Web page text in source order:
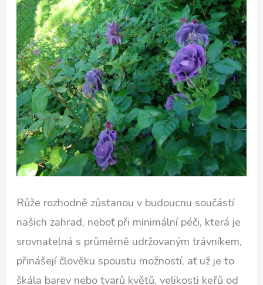
Růže rozhodně zůstanou v budoucnu součástí
našich zahrad, neboť při minimální péči, která je
srovnatelná s průměrně udržovaným trávníkem,
přinášejí člověku spoustu možností, ať už je to
škála barev nebo tvarů květů, velikosti keřů od